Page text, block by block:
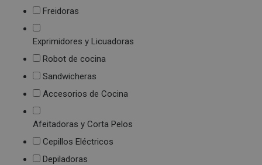
Freidoras
Exprimidores y Licuadoras
Robot de cocina
Sandwicheras
Accesorios de Cocina
Afeitadoras y Corta Pelos
Cepillos Eléctricos
Depiladoras